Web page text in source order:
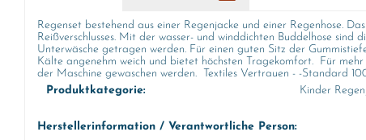
Regenset bestehend aus einer Regenjacke und einer Regenhose.
Reißverschlusses. Mit der wasser- und winddichten Buddelhose
Unterwäsche getragen werden. Für einen guten Sitz der
Kälte angenehm weich und bietet höchsten Tragekomfort. Für
der Maschine gewaschen werden. Textiles Vertrauen - -Standard
Produktkategorie:
Kinder
Herstellerinformation / Verantwortliche Person: